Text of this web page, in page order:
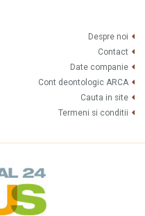
Despre noi
Contact
Date companie
Cont deontologic ARCA
Cauta in site
Termeni si conditii